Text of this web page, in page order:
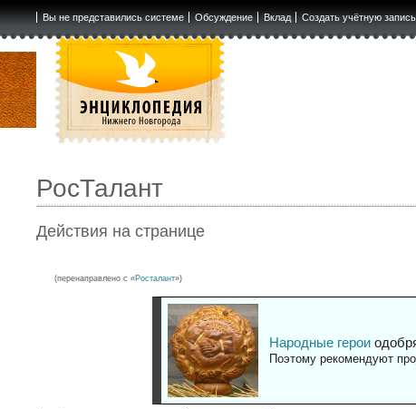
Вы не представились системе Обсуждение Вклад Создать учётную запись
РосТалант
Действия на странице
(перенаправлено с «Росталант»)
Народные герои
Поэтому рекомендуют